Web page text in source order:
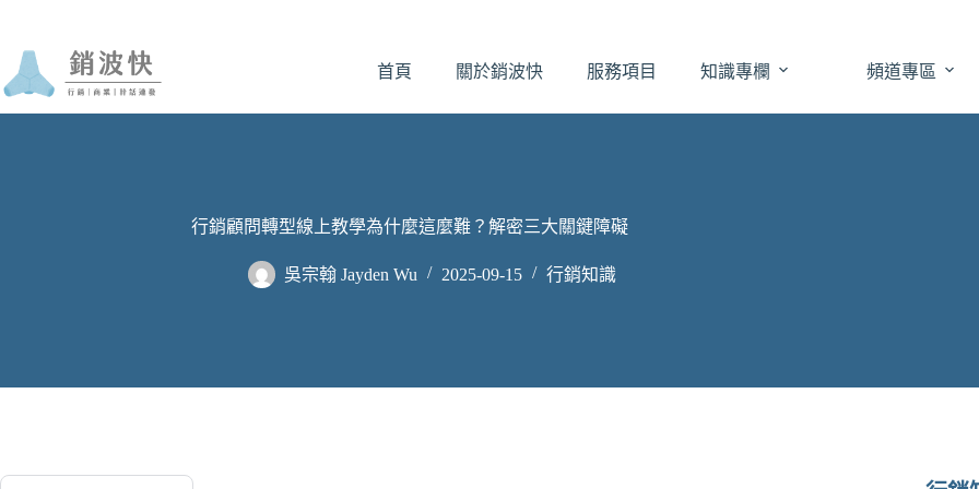
主
要
首頁 關於銷波快 服務項目 知識專欄 頻道專區
行銷顧問轉型線上教學為什麼這麼難？解密三大關鍵障礙
吳宗翰 Jayden Wu 2025-09-15 行銷知識